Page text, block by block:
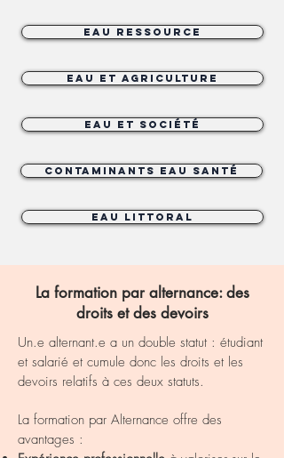
Eau Ressource
Eau et Agriculture
Eau et Société
Contaminants Eau Santé
Eau Littoral
La formation par alternance: des
droits et des devoirs
Un.e alternant.e a un double statut : étudiant
et salarié et cumule donc les droits et les
devoirs relatifs à ces deux statuts.
La formation par Alternance offre des
avantages :